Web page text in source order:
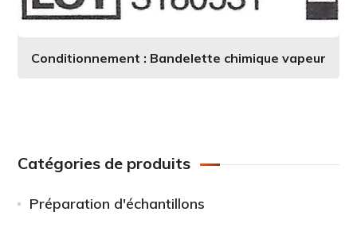
Conditionnement : Bandelette chimique vapeur
Catégories de produits
Préparation d'échantillons